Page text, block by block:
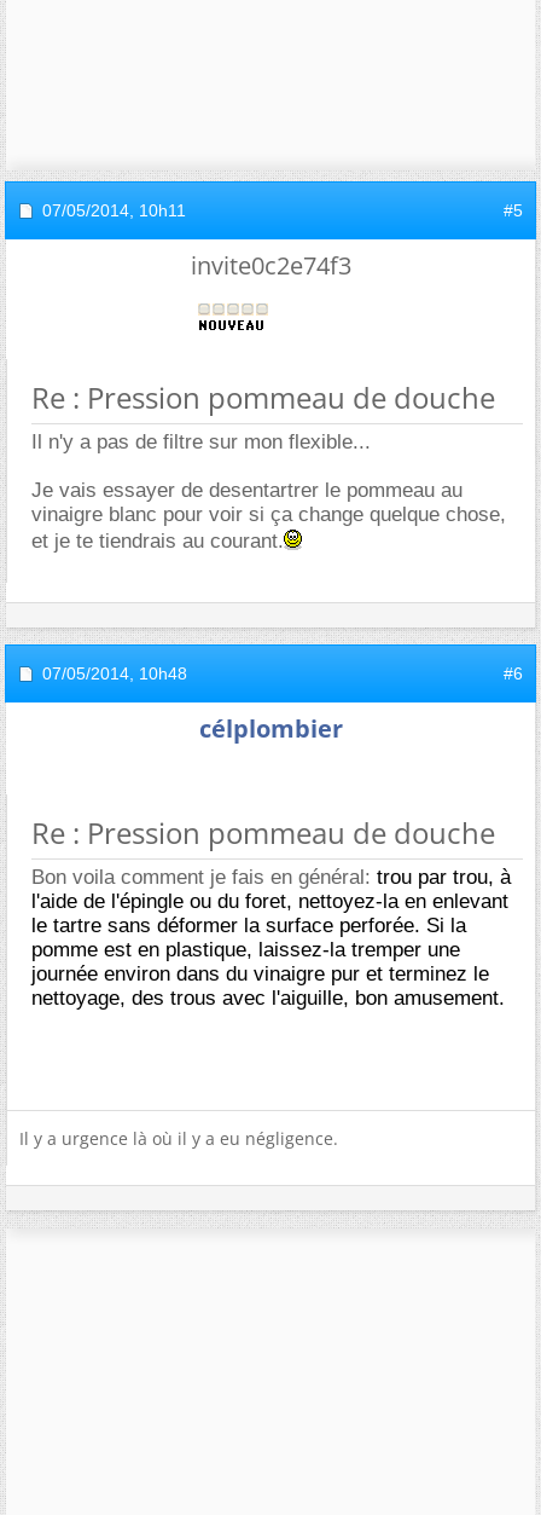
07/05/2014, 10h11 #5
invite0c2e74f3
Re : Pression pommeau de douche
Il n'y a pas de filtre sur mon flexible...
Je vais essayer de desentartrer le pommeau au
vinaigre blanc pour voir si ça change quelque chose,
et je te tiendrais au courant.
07/05/2014, 10h48 #6
célplombier
Re : Pression pommeau de douche
Bon voila comment je fais en général: trou par trou, à
l'aide de l'épingle ou du foret, nettoyez-la en enlevant
le tartre sans déformer la surface perforée. Si la
pomme est en plastique, laissez-la tremper une
journée environ dans du vinaigre pur et terminez le
nettoyage, des trous avec l'aiguille, bon amusement.
Il y a urgence là où il y a eu négligence.